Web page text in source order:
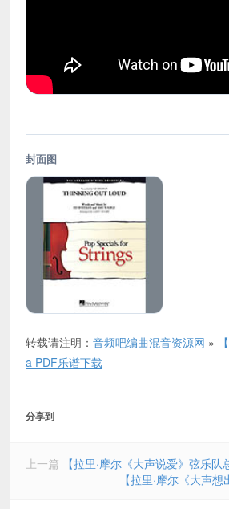
封面图
转载请注明： 音频吧编曲混音资源网 »
a PDF乐谱下载
分享到
上一篇
【拉里·摩尔《大声说爱》弦乐
【拉里·摩尔《大声